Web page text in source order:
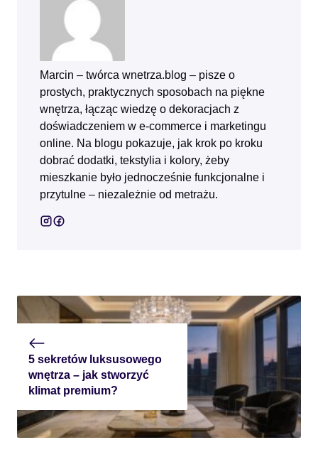
Marcin – twórca wnetrza.blog – pisze o
prostych, praktycznych sposobach na piękne
wnętrza, łącząc wiedzę o dekoracjach z
doświadczeniem w e‑commerce i marketingu
online. Na blogu pokazuje, jak krok po kroku
dobrać dodatki, tekstylia i kolory, żeby
mieszkanie było jednocześnie funkcjonalne i
przytulne – niezależnie od metrażu.
5 sekretów luksusowego
wnętrza – jak stworzyć
klimat premium?